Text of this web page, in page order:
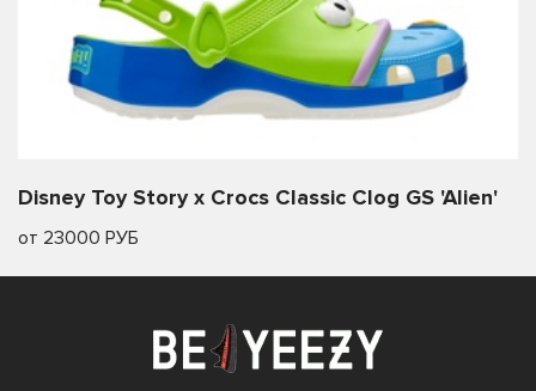
Disney Toy Story x Crocs Classic Clog GS 'Alien'
от 23000 РУБ